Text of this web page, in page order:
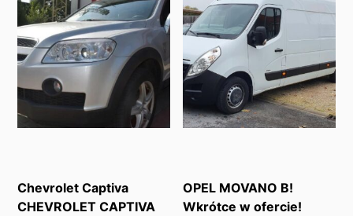
Chevrolet Captiva
CHEVROLET CAPTIVA
OPEL MOVANO B!
Wkrótce w ofercie!